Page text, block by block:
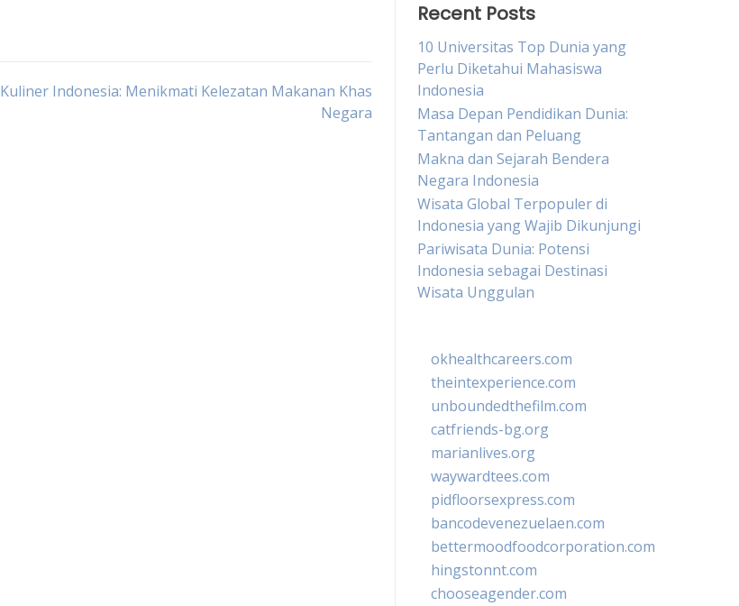
Kuliner Indonesia: Menikmati Kelezatan Makanan Khas
Negara
Recent Posts
10 Universitas Top Dunia yang
Perlu Diketahui Mahasiswa
Indonesia
Masa Depan Pendidikan Dunia:
Tantangan dan Peluang
Makna dan Sejarah Bendera
Negara Indonesia
Wisata Global Terpopuler di
Indonesia yang Wajib Dikunjungi
Pariwisata Dunia: Potensi
Indonesia sebagai Destinasi
Wisata Unggulan
okhealthcareers.com
theintexperience.com
unboundedthefilm.com
catfriends-bg.org
marianlives.org
waywardtees.com
pidfloorsexpress.com
bancodevenezuelaen.com
bettermoodfoodcorporation.com
hingstonnt.com
chooseagender.com